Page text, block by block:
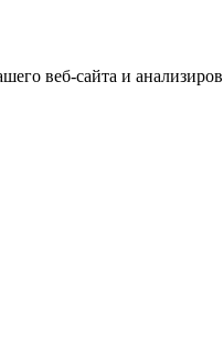
веб-сайта и